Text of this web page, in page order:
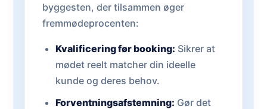
byggesten, der tilsammen øger
fremmødeprocenten:
Kvalificering før booking: Sikrer at
mødet reelt matcher din ideelle
kunde og deres behov.
Forventningsafstemning: Gør det